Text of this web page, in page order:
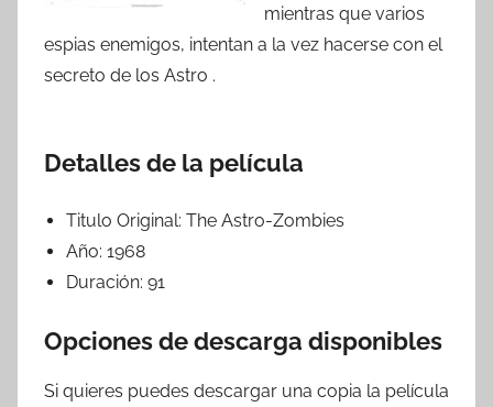
mientras que varios
espias enemigos, intentan a la vez hacerse con el
secreto de los Astro .
Detalles de la película
Titulo Original: The Astro-Zombies
Año: 1968
Duración: 91
Opciones de descarga disponibles
Si quieres puedes descargar una copia la película